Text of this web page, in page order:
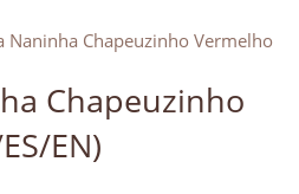
Naninha Chapeuzinho Vermelho
Chapeuzinho
EN)